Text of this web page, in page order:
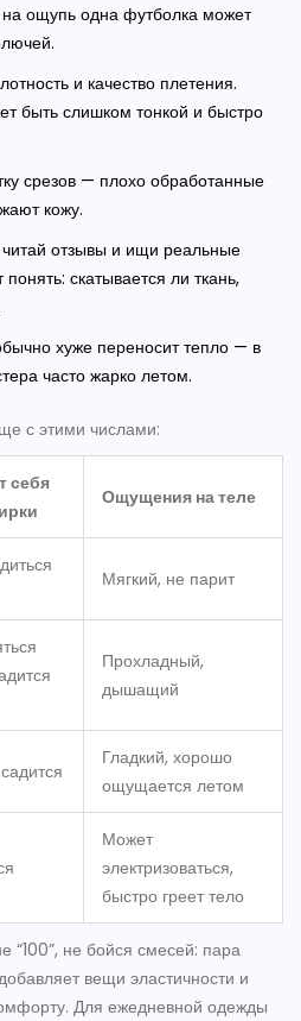
на ощупь одна футболка может
и качество плетения.
быть слишком тонкой и быстро
срезов — плохо обработанные
кожу.
отзывы и ищи реальные
скатывается ли ткань,
хуже переносит тепло — в
часто жарко летом.
с этими числами:
себя
Ощущения на теле
Мягкий, не парит
Прохладный,
дышащий
Гладкий, хорошо
ощущается летом
Может
электризоваться,
быстро греет тело
“100”, не бойся смесей: пара
вещи эластичности и
Для ежедневной одежды